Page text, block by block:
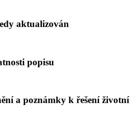
aktualizován
popisu
a poznámky k řešení životní